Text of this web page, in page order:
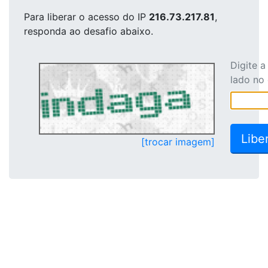
Para liberar o acesso do IP 216.73.217.81,
responda ao desafio abaixo.
[trocar imagem]
Digite
lado no